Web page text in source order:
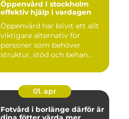
Öppenvård I stockholm
effektiv hjälp i vardagen
Öppenvård har blivit ett allt
viktigare alternativ för
personer som behöver
struktur, stöd och behan...
01. apr
Fotvård i borlänge därför är